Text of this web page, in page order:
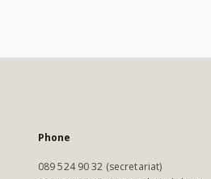
Phone
089 524 90 32 (secretariat)